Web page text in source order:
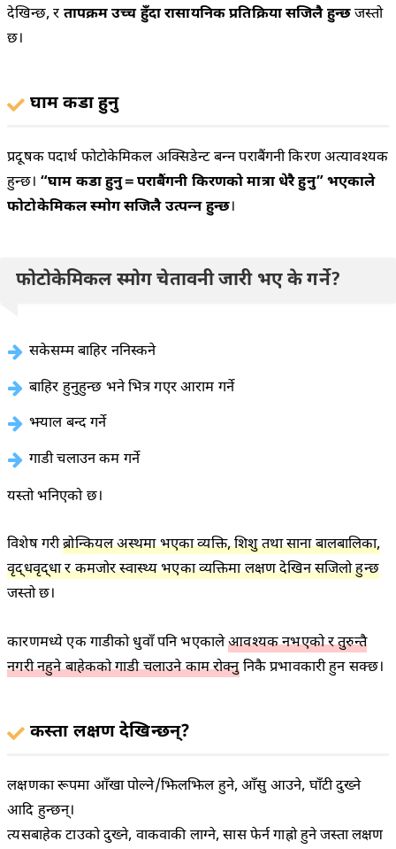
देखिन्छ, र तापक्रम उच्च हुँदा रासायनिक प्रतिक्रिया सजिलै हुन्छजस्तो
छ।
घाम कडा हुनु
प्रदूषक पदार्थ फोटोकेमिकल अक्सिडेन्ट बन्न पराबैंगनी किरण अत्यावश्यक
हुन्छ। “घाम कडा हुनु＝पराबैंगनी किरणको मात्रा धेरै हुनु” भएकाले
फोटोकेमिकल स्मोग सजिलै उत्पन्न हुन्छ।
फोटोकेमिकल स्मोग चेतावनी जारी भए के गर्ने?
सकेसम्म बाहिर ननिस्कने
बाहिर हुनुहुन्छ भने भित्र गएर आराम गर्ने
झ्याल बन्द गर्ने
गाडी चलाउन कम गर्ने
यस्तो भनिएको छ।
विशेष गरीब्रोन्कियल अस्थमा भएका व्यक्ति, शिशु तथा साना बालबालिका,
वृद्धवृद्धा र कमजोर स्वास्थ्य भएका व्यक्तिमा लक्षण देखिन सजिलो हुन्छ
जस्तो छ।
कारणमध्ये एक गाडीको धुवाँ पनि भएकालेआवश्यक नभएको र तुरुन्तै
नगरी नहुने बाहेकको गाडी चलाउने काम रोक्नुनिकै प्रभावकारी हुन सक्छ।
कस्ता लक्षण देखिन्छन्?
लक्षणका रूपमा आँखा पोल्ने/झिलझिल हुने, आँसु आउने, घाँटी दुख्ने
आदि हुन्छन्।
त्यसबाहेक टाउको दुख्ने, वाकवाकी लाग्ने, सास फेर्न गाह्रो हुने जस्ता लक्षण